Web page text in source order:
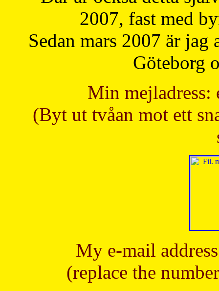
2007, fast med
Sedan mars 2007 är
Göteborg
Min mejladress:
(Byt ut tvåan mot ett
My e-mail
(replace the